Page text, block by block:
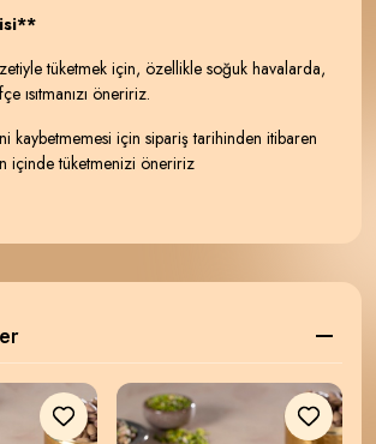
tüketmek için, özellikle soğuk havalarda,
ısıtmanızı öneririz.
kaybetmemesi için sipariş tarihinden itibaren
içinde tüketmenizi öneririz